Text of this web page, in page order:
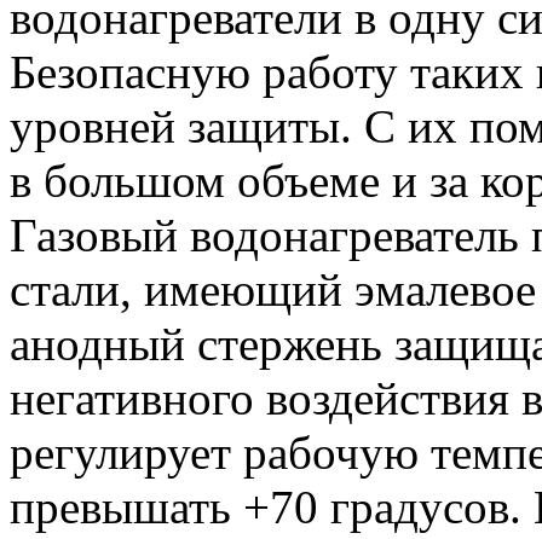
водонагреватели в одну
Безопасную работу таких
уровней защиты. С их
в большом объеме и за
Газовый водонагреватель
стали, имеющий
анодный стержень
негативного
регулирует рабочую
превышать +70 градусов.